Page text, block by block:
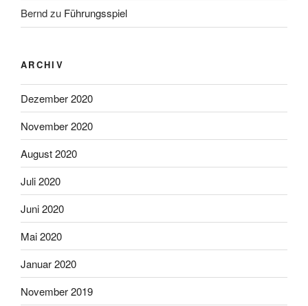
Berndzu Führungsspiel
ARCHIV
Dezember 2020
November 2020
August 2020
Juli 2020
Juni 2020
Mai 2020
Januar 2020
November 2019